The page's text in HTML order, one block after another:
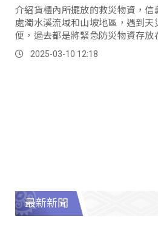
介紹貨櫃內所擺放的救災物資，
處濁水溪流域和山坡地區，遇到
便，過去都是將緊急防災物資存放
空間有限、無法存放足夠物資；不
助下，捐贈貨櫃到部落，也讓防災
2025-03-10 12:18
最新新聞